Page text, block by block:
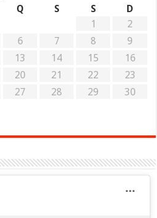
Q S S
D
1
2
6 7 8
9
13 14 15
16
20 21 22
23
27 28 29
30